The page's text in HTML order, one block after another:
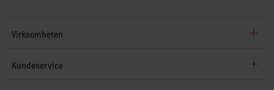
Virksomheten
Kundeservice